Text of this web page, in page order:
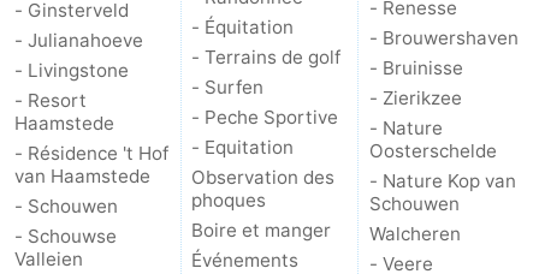
Terrains
de
golf
-
Surfen
-
Peche
Sportive
-
Equitation
Observation
des
Boire
- Ginsterveld
- Julianahoeve
- Livingstone
- Resort
Haamstede
- Résidence 't Hof
van Haamstede
- Schouwen
- Schouwse
Valleien
- Équitation
- Terrains de golf
- Surfen
- Peche Sportive
- Equitation
Observation des
phoques
Boire et manger
Événements
- Renesse
- Brouwershaven
- Bruinisse
- Zierikzee
- Nature
Oosterschelde
- Nature Kop van
Schouwen
Walcheren
- Veere